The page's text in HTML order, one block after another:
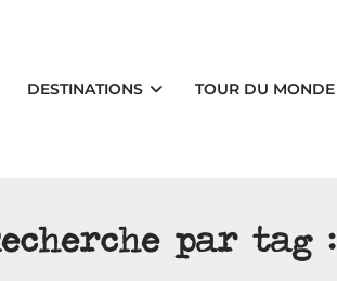
DESTINATIONS TOUR DU MONDE
par tag :